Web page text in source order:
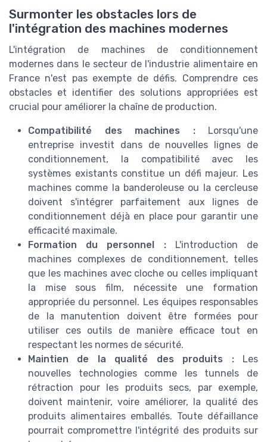
Surmonter les obstacles lors de
l'intégration des machines modernes
L'intégration de machines de conditionnement
modernes dans le secteur de l'industrie alimentaire en
France n'est pas exempte de défis. Comprendre ces
obstacles et identifier des solutions appropriées est
crucial pour améliorer la chaîne de production.
Compatibilité des machines :Lorsqu'une
entreprise investit dans de nouvelles lignes de
conditionnement, la compatibilité avec les
systèmes existants constitue un défi majeur. Les
machines comme la banderoleuse ou la cercleuse
doivent s'intégrer parfaitement aux lignes de
conditionnement déjà en place pour garantir une
efficacité maximale.
Formation du personnel :L'introduction de
machines complexes de conditionnement, telles
que les machines avec cloche ou celles impliquant
la mise sous film, nécessite une formation
appropriée du personnel. Les équipes responsables
de la manutention doivent être formées pour
utiliser ces outils de manière efficace tout en
respectant les normes de sécurité.
Maintien de la qualité des produits :Les
nouvelles technologies comme les tunnels de
rétraction pour les produits secs, par exemple,
doivent maintenir, voire améliorer, la qualité des
produits alimentaires emballés. Toute défaillance
pourrait compromettre l'intégrité des produits sur